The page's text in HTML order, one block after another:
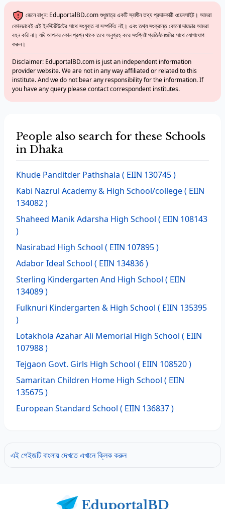
জেনে রাখুন: EduportalBD.com শুধুমাত্র একটি স্বাধীন তথ্য প্রদানকারী ওয়েবসাইট। আমরা
কোনভাবেই এই ইনস্টিটিউটের সাথে সংযুক্ত বা সম্পর্কিত নই। এবং তথ্য সংক্রান্ত কোনো দায়ভার আমরা
বহন করি না। যদি আপনার কোন প্রশ্ন থাকে তবে অনুগ্রহ করে সংশ্লিষ্ট প্রতিষ্ঠানগুলির সাথে যোগাযোগ
করুন।
Disclaimer: EduportalBD.com is just an independent information
provider website. We are not in any way affiliated or related to this
institute. And we do not bear any responsibility for the information. If
you have any query please contact correspondent institutes.
People also search for these Schools
in Dhaka
Khude Panditder Pathshala ( EIIN 130745 )
Kabi Nazrul Academy & High School/college( EIIN
134082 )
Shaheed Manik Adarsha High School ( EIIN 108143
)
Nasirabad High School ( EIIN 107895 )
Adabor Ideal School ( EIIN 134836 )
Sterling Kindergarten And High School ( EIIN
134089 )
Fulknuri Kindergarten & High School ( EIIN 135395
)
Lotakhola Azahar Ali Memorial High School ( EIIN
107988 )
Tejgaon Govt. Girls High School ( EIIN 108520 )
Samaritan Children Home High School ( EIIN
135675 )
European Standard School ( EIIN 136837 )
এই পেইজটি বাংলায় দেখতে এখানে ক্লিক করুন